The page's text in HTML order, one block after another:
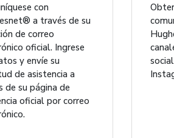
con
a través de su
de correo
oficial. Ingrese
y envíe su
de asistencia a
de su página de
oficial por correo